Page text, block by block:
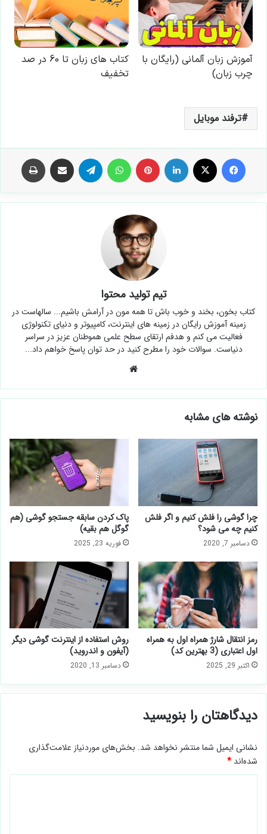
ترفند موبایل
فیس بوک لینکدین ‫پین‌ترست تلگرام اشتراک گذاری از طریق ایمیل
تیم تولید محتوا
کتاب بخون، بخند و خوب باش تا همه مون در آرامش باشیم... سالهاست در
زمینه آموزش رایگان در زمینه های اینترنت، کامپیوتر و دنیای تکنولوژی
فعالیت می کنم و هدفم ارتقای سطح علمی هموطنان عزیز در سراسر
دنیاست. سوالات خود را مطرح کنید در حد توان پاسخ خواهم داد...
نوشته های مشابه
چرا گوشی را فلش کنیم و اگر فلش
کنیم چه می شود؟
دسامبر 7, 2020
پاک كردن سابقه جستجو گوشی (هم
گوگل هم بقیه)
فوریه 23, 2025
رمز انتقال شارژ همراه اول به همراه
اول اعتباری (3 بهترین کد)
اکتبر 29, 2025
روش استفاده از اینترنت گوشی دیگر
(آیفون و اندروید)
دسامبر 13, 2020
دیدگاهتان را بنویسید
نشانی ایمیل شما منتشر نخواهد شد. بخش‌های موردنیاز علامت‌گذاری
شده‌اند *